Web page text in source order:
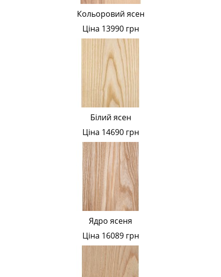
Кольоровий ясен
Ціна 13990 грн
Білий ясен
Ціна 14690 грн
Ядро ясеня
Ціна 16089 грн